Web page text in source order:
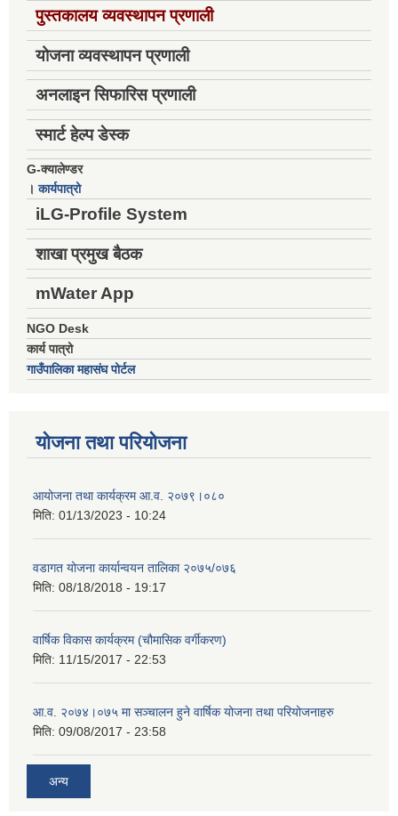
पुस्तकालय व्यवस्थापन प्रणाली
योजना व्यवस्थापन प्रणाली
अनलाइन सिफारिस प्रणाली
स्मार्ट हेल्प डेस्क
G-क्यालेण्डर
।कार्यपात्रो
iLG-Profile System
शाखा प्रमुख बैठक
mWater App
NGO Desk
कार्य पात्रो
गाउँपालिका महासंघ पोर्टल
योजना तथा परियोजना
आयोजना तथा कार्यक्रम आ.व. २०७९।०८०
मिति: 01/13/2023 - 10:24
वडागत योजना कार्यान्वयन तालिका २०७५/०७६
मिति: 08/18/2018 - 19:17
वार्षिक विकास कार्यक्रम (चौमासिक वर्गीकरण)
मिति: 11/15/2017 - 22:53
आ.व. २०७४।०७५ मा सञ्चालन हुने वार्षिक योजना तथा परियोजनाहरु
मिति: 09/08/2017 - 23:58
अन्य